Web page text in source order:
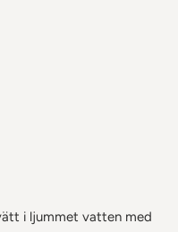
i ljummet vatten med